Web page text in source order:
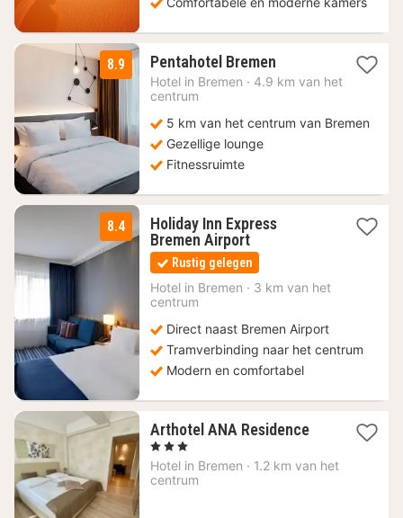
8.9 Pentahotel Bremen1
nacht
€
Hotel in Bremen · 4.9 km van het
centrum
5 km van het centrum van Bremen
Gezellige lounge
Fitnessruimte
8.4
Holiday Inn Express
Bremen Airport2
nachten
vanaf
93,45
Rustig gelegen
Hotel in Bremen · 3 km van het
centrum
Direct naast Bremen Airport
Tramverbinding naar het centrum
Modern en comfortabel
Arthotel ANA Residence1
vanaf
, 3 Sterren
Hotel in Bremen · 1.2 km van het
centrum